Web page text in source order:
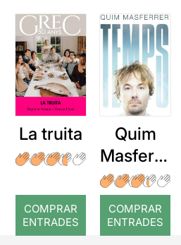
La truita
COMPRAR
ENTRADES
Quim
Masferre
r: Temps
COMPRAR
ENTRADES